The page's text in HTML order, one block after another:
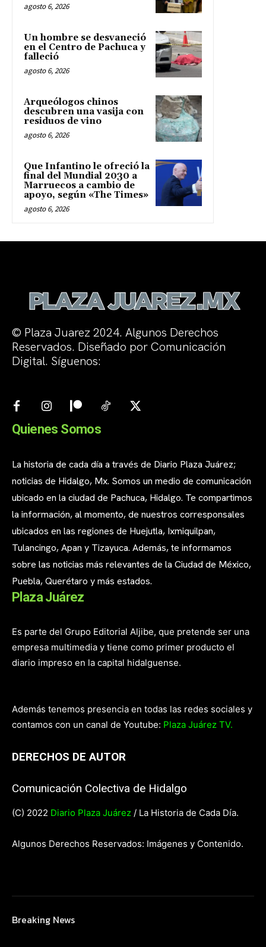
agosto 6, 2026
Un hombre se desvaneció
en el Centro de Pachuca y
falleció
agosto 6, 2026
Arqueólogos chinos
descubren una vasija con
residuos de vino
agosto 6, 2026
Que Infantino le ofreció la
final del Mundial 2030 a
Marruecos a cambio de
apoyo, según «The Times»
agosto 6, 2026
© Plaza Juarez 2024. Algunos Derechos
Reservados. Diseñado por Comunicación
Digital. Síguenos:
Quienes Somos
La historia de cada día a través de Diario Plaza Juárez;
noticias de Hidalgo, Mx. Somos un medio de comunicación
ubicado en la ciudad de Pachuca, Hidalgo. Te compartimos
la información, al momento, de nuestros corresponsales
ubicados en las regiones de Huejutla, Ixmiquilpan,
Tulancingo, Apan y Tizayuca. Además, te informamos
sobre las noticias más relevantes de la Ciudad de México,
Puebla, Querétaro y más estados.
Plaza Juárez
Es parte del Grupo Editorial Aljibe, que pretende ser una
empresa multimedia y tiene como primer producto el
diario impreso en la capital hidalguense.
Además tenemos presencia en todas las redes sociales y
contamos con un canal de Youtube: Plaza Juárez TV.
DERECHOS DE AUTOR
Comunicación Colectiva de Hidalgo
(C) 2022 Diario Plaza Juárez / La Historia de Cada Día.
Algunos Derechos Reservados: Imágenes y Contenido.
Breaking News